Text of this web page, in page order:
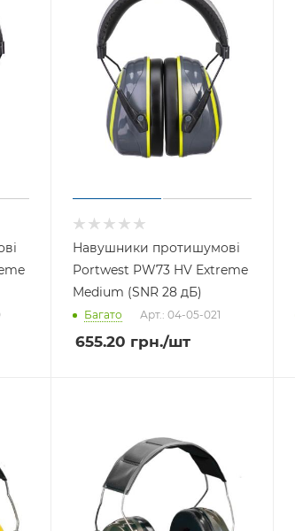
Навушники протишумові
Portwest PW73 HV Extreme
Medium (SNR 28 дБ)
Багато Арт.: 04-05-021
655.20 грн./шт